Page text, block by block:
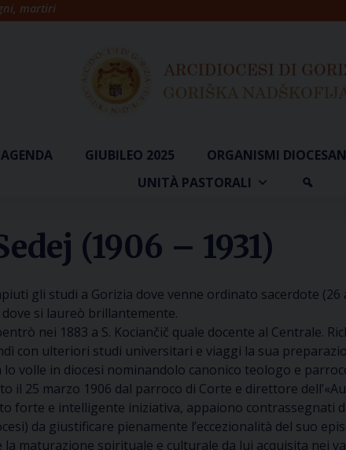
martiri
AGENDA GIUBILEO 2025 ORGANISMI
UNITÀ PASTORALI
(1906 – 1931)
gli studi a Gorizia dove venne ordinato sacerdote
si laureò brillantemente.
nei 1883 a S. Kociančič quale docente al Centrale.
con ulteriori studi universitari e viaggi la sua
lo volle in diocesi nominandolo canonico teologo e
il 25 marzo 1906 dal parroco di Corte e direttore
forte e intelligente iniziativa, appaiono
da giustificare pienamente l’eccezionalità del suo
maturazione spirituale e culturale da lui acquisita nei